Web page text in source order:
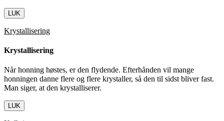
LUK
Krystallisering
Krystallisering
Når honning høstes, er den flydende. Efterhånden vil mange
honningen danne flere og flere krystaller, så den til sidst bliver fast.
Man siger, at den krystalliserer.
LUK